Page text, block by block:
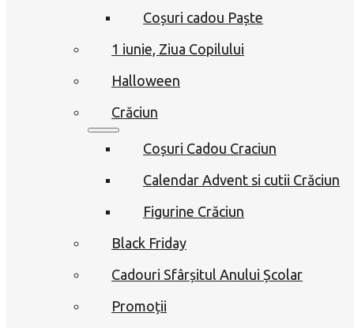
Coșuri cadou Paște
1 iunie, Ziua Copilului
Halloween
Crăciun
Coșuri Cadou Craciun
Calendar Advent si cutii Crăciun
Figurine Crăciun
Black Friday
Cadouri Sfârșitul Anului Școlar
Promoții